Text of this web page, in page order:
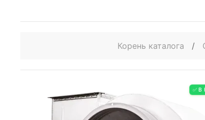
Корень каталога /
✅